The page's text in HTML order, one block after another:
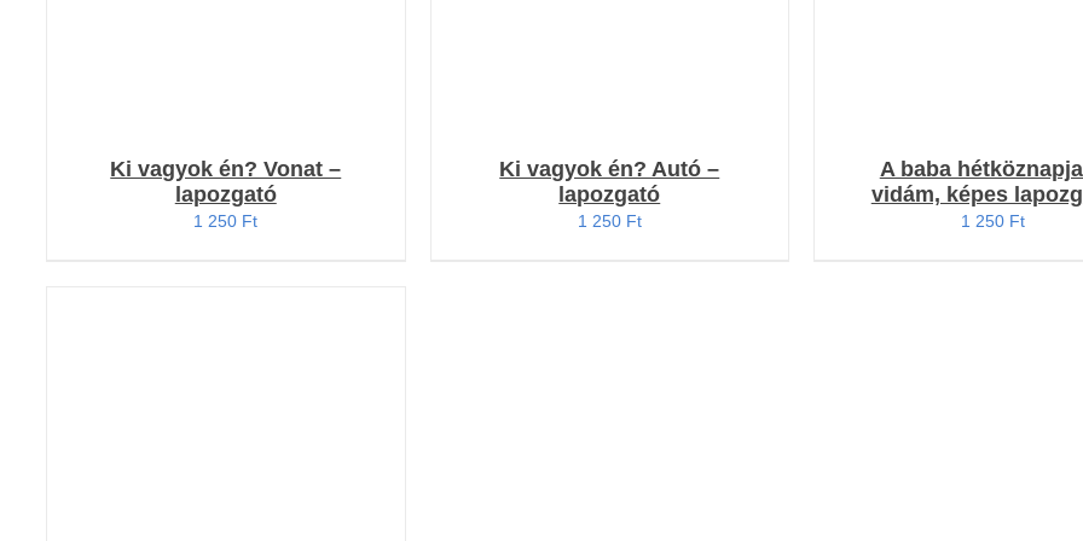
Ki vagyok én? Vonat –
lapozgató
1 250 Ft
Ki vagyok én? Autó –
lapozgató
1 250 Ft
A baba
vidám, képes
1 250 Ft